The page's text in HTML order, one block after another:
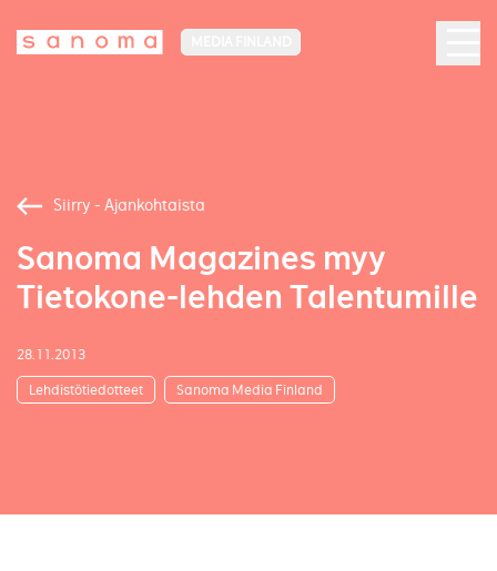
Siirry - Ajankohtaista
Sanoma Magazines myy
Tietokone-lehden Talentumille
28.11.2013
Lehdistötiedotteet Sanoma Media Finland